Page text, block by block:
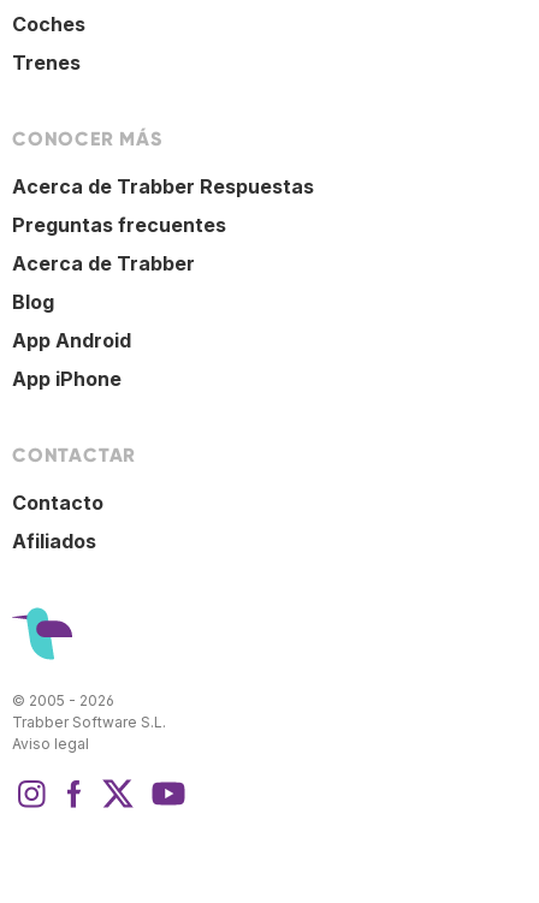
Coches
Trenes
CONOCER MÁS
Acerca de Trabber Respuestas
Preguntas frecuentes
Acerca de Trabber
Blog
App Android
App iPhone
CONTACTAR
Contacto
Afiliados
© 2005 - 2026
Trabber Software S.L.
Aviso legal